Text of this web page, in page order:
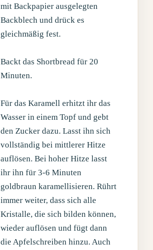
mit Backpapier ausgelegten
Backblech und drück es
gleichmäßig fest.
Backt das Shortbread für 20
Minuten.
Für das Karamell erhitzt ihr das
Wasser in einem Topf und gebt
den Zucker dazu. Lasst ihn sich
vollständig bei mittlerer Hitze
auflösen. Bei hoher Hitze lasst
ihr ihn für 3-6 Minuten
goldbraun karamellisieren. Rührt
immer weiter, dass sich alle
Kristalle, die sich bilden können,
wieder auflösen und fügt dann
die Apfelschreiben hinzu. Auch